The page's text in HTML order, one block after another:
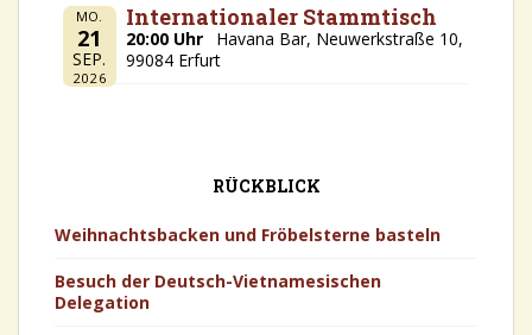
MO.
21
SEP.
2026
Internationaler Stammtisch
20:00 Uhr
Havana Bar, Neuwerkstraße 10,
99084 Erfurt
RÜCKBLICK
Weihnachtsbacken und Fröbelsterne basteln
Besuch der Deutsch-Vietnamesischen
Delegation